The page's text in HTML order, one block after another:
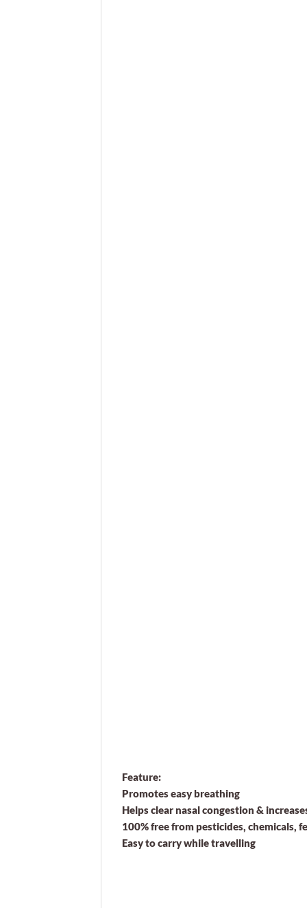
Feature:
Promotes easy breathing
Helps clear nasal congestion &
100% free from pesticides, chemicals,
Easy to carry while travelling